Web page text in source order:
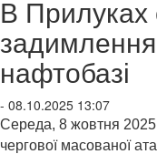
В Прилуках
нафтобазі
- 08.10.2025 13:07
Середа, 8 жовтня 2025
чергової масованої